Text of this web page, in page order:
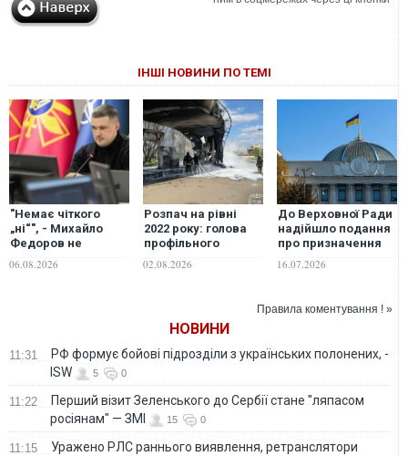
ІНШІ НОВИНИ ПО ТЕМІ
"Немає чіткого
„ні“", - Михайло
Федоров не
повернення на
06.08.2026
Розпач на рівні
2022 року: голова
профільного
збитки бізнесу від
02.08.2026
До Верховної Ради
надійшло подання
про призначення
уряду
16.07.2026
Правила коментування ! »
НОВИНИ
11:31
РФ формує бойові підрозділи з українських полонених, -
ISW
5 0
11:22
Перший візит Зеленського до Сербії стане "ляпасом
росіянам" — ЗМІ
15 0
11:15
Уражено РЛС раннього виявлення, ретранслятори